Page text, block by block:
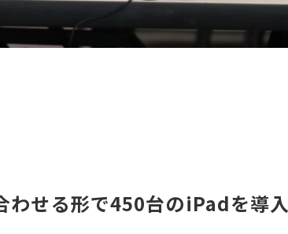
わせる形で450台のiPadを導入